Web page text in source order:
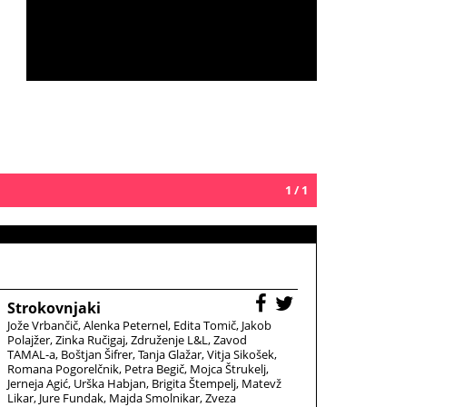
1 / 1
Strokovnjaki
Jože Vrbančič Alenka Peternel Edita Tomič Jakob
Polajžer Zinka Ručigaj Združenje L&L Zavod
TAMAL-a Boštjan Šifrer Tanja Glažar Vitja Sikošek
Romana Pogorelčnik Petra Begič Mojca Štrukelj
Jerneja Agić Urška Habjan Brigita Štempelj Matevž
Likar Jure Fundak Majda Smolnikar Zveza